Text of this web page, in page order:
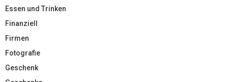
Essen und Trinken
Finanziell
Firmen
Fotografie
Geschenk